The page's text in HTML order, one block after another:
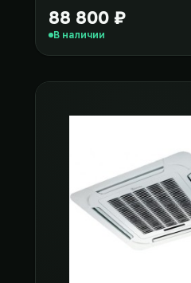
88 800 ₽
В наличии